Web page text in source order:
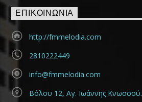
ΕΠΙΚΟΙΝΩΝΊΑ
http://fmmelodia.com
2810222449
info@fmmelodia.com
Βόλου 12, Αγ. Ιωάννης Κνωσσού.